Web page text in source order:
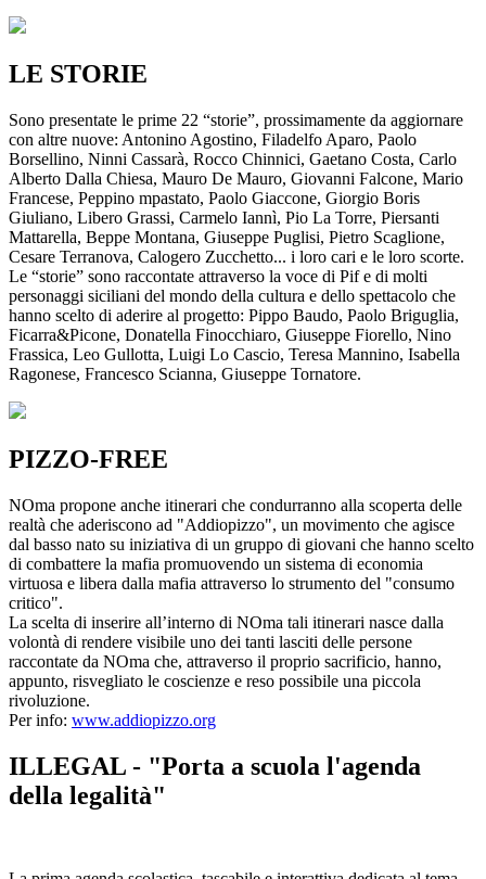
LE STORIE
Sono presentate le prime 22 “storie”, prossimamente da aggiornare
con altre nuove: Antonino Agostino, Filadelfo Aparo, Paolo
Borsellino, Ninni Cassarà, Rocco Chinnici, Gaetano Costa, Carlo
Alberto Dalla Chiesa, Mauro De Mauro, Giovanni Falcone, Mario
Francese, Peppino mpastato, Paolo Giaccone, Giorgio Boris
Giuliano, Libero Grassi, Carmelo Iannì, Pio La Torre, Piersanti
Mattarella, Beppe Montana, Giuseppe Puglisi, Pietro Scaglione,
Cesare Terranova, Calogero Zucchetto... i loro cari e le loro scorte.
Le “storie” sono raccontate attraverso la voce di Pif e di molti
personaggi siciliani del mondo della cultura e dello spettacolo che
hanno scelto di aderire al progetto: Pippo Baudo, Paolo Briguglia,
Ficarra&Picone, Donatella Finocchiaro, Giuseppe Fiorello, Nino
Frassica, Leo Gullotta, Luigi Lo Cascio, Teresa Mannino, Isabella
Ragonese, Francesco Scianna, Giuseppe Tornatore.
PIZZO-FREE
NOma propone anche itinerari che condurranno alla scoperta delle
realtà che aderiscono ad "Addiopizzo", un movimento che agisce
dal basso nato su iniziativa di un gruppo di giovani che hanno scelto
di combattere la mafia promuovendo un sistema di economia
virtuosa e libera dalla mafia attraverso lo strumento del "consumo
critico".
La scelta di inserire all’interno di NOma tali itinerari nasce dalla
volontà di rendere visibile uno dei tanti lasciti delle persone
raccontate da NOma che, attraverso il proprio sacrificio, hanno,
appunto, risvegliato le coscienze e reso possibile una piccola
rivoluzione.
Per info: www.addiopizzo.org
ILLEGAL - "Porta a scuola l'agenda
della legalità"